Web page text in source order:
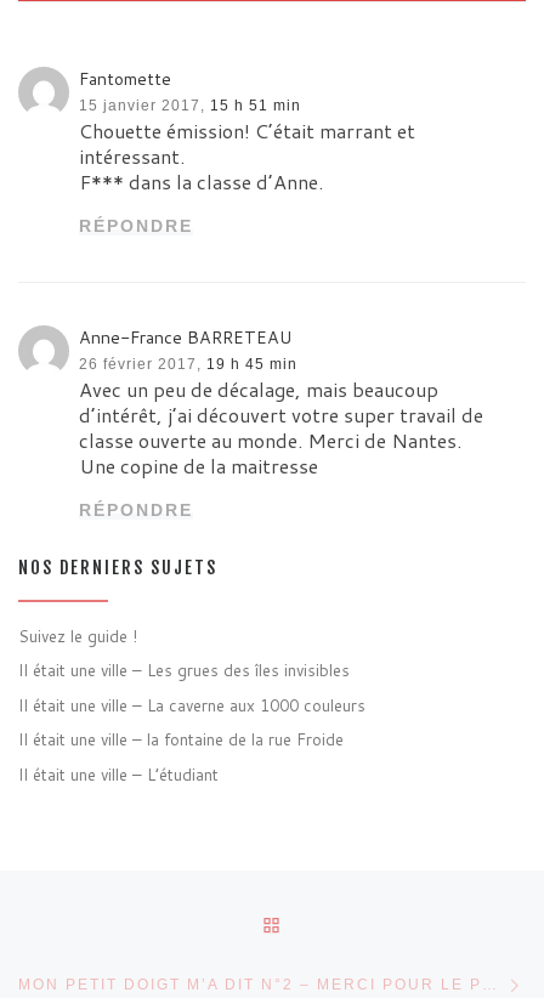
Fantomette
15 janvier 2017, 15 h 51 min
Chouette émission! C’était marrant et
intéressant.
F*** dans la classe d’Anne.
RÉPONDRE
Anne-France BARRETEAU
26 février 2017, 19 h 45 min
Avec un peu de décalage, mais beaucoup
d’intérêt, j’ai découvert votre super travail de
classe ouverte au monde. Merci de Nantes.
Une copine de la maitresse
RÉPONDRE
NOS DERNIERS SUJETS
Suivez le guide !
Il était une ville – Les grues des îles invisibles
Il était une ville – La caverne aux 1000 couleurs
Il était une ville – la fontaine de la rue Froide
Il était une ville – L’étudiant
Parcourir les articles
MON PETIT DOIGT M’A DIT N°2 – MERCI POUR LE POISSON